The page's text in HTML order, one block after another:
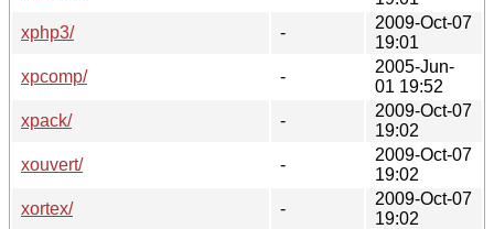
xphp3/
-
2009-Oct-07
19:01
xpcomp/
-
2005-Jun-
01 19:52
xpack/
-
2009-Oct-07
19:02
xouvert/
-
2009-Oct-07
19:02
xortex/
-
2009-Oct-07
19:02